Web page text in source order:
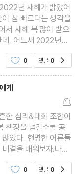
데, 어느새 2022년입
될 수 있지 않을까라
0 댓글 0
게
한 심리&대화 조합이
책장을 넘길수록 공
았다. 현명한 어른들
결을 배워보자.나이
줄만큼 막역한 벗이 줄
는 관계가 많아진다.
0 댓글 0